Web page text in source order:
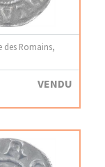
des Romains,
VENDU